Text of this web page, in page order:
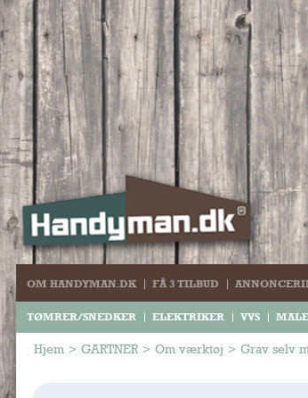
OM HANDYMAN.DK FÅ 3 TILBUD
TØMRER/SNEDKER ELEKTRIKER VVS
Hjem > GARTNER > Om værktøj > Grav selv